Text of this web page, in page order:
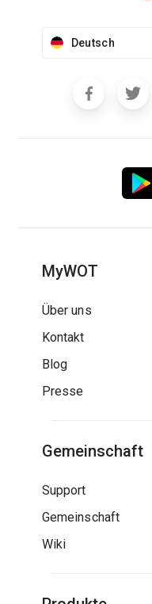
Deutsch
MyWOT
Über uns
Kontakt
Blog
Presse
Gemeinschaft
Support
Gemeinschaft
Wiki